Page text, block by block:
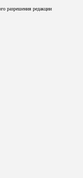
разрешения редакции